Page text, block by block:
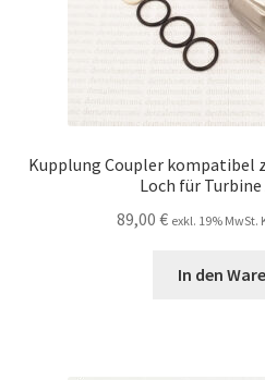
Kupplung Coupler kompatibel
Loch für
89,00 € exkl. 19% MwSt.
In den